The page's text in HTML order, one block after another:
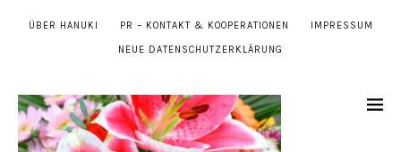
ÜBER HANUKI PR – KONTAKT & KOOPERATIONEN IMPRESSUM
NEUE DATENSCHUTZERKLÄRUNG